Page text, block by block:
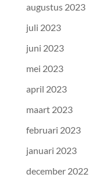
augustus 2023
juli 2023
juni 2023
mei 2023
april 2023
maart 2023
februari 2023
januari 2023
december 2022